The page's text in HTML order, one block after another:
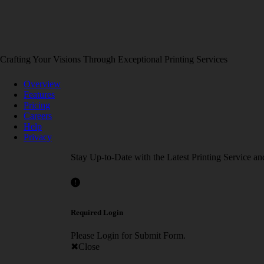
Crafting Your Visions Through Exceptional Printing Services
Overview
Features
Pricing
Careers
Help
Privacy
Stay Up-to-Date with the Latest Printing Service
Required Login
Please Login for Submit Form.
Close